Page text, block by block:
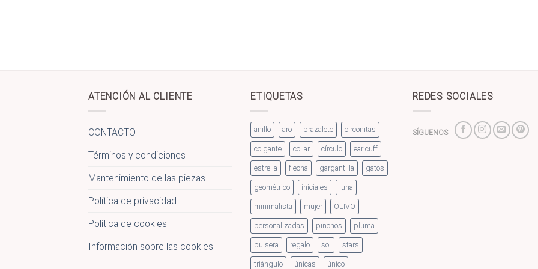
ATENCIÓN AL CLIENTE
CONTACTO
Términos y condiciones
Mantenimiento de las piezas
Política de privacidad
Política de cookies
Información sobre las cookies
ETIQUETAS
anillo aro brazalete circonitas
colgante collar círculo ear cuff
estrella flecha gargantilla gatos
geométrico iniciales luna
minimalista mujer OLIVO
personalizadas pinchos pluma
pulsera regalo sol stars
triángulo únicas único
REDES SOCIALES
SÍGUENOS